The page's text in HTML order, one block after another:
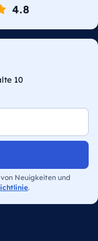
10
Neuigkeiten und
.